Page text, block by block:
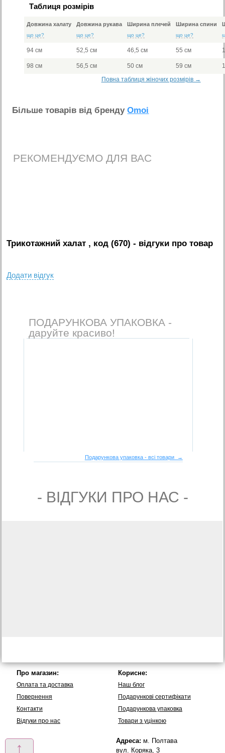
Таблиця розмірів
Довжина халату
що це?
Довжина рукава
що це?
Ширина плечей
що це?
Ширина спини
що це?
94 см 52,5 см 46,5 см 55 см
98 см 56,5 см 50 см 59 см
Повна таблиця жіночих розмірів →
Бiльше товарiв вiд брендуOmoi
РЕКОМЕНДУЄМО ДЛЯ ВАС
Трикотажний халат , код (670) - вiдгуки про товар
Додати вiдгук
ПОДАРУНКОВА УПАКОВКА -
даруйте красиво!
Подарункова упаковка - всі товари →
- ВIДГУКИ ПРО НАС -
↑
Про магазин:
Оплата та доставка
Повернення
Контакти
Вiдгуки про нас
Корисне:
Наш блог
Подарункові сертифікати
Подарункова упаковка
Товари з уцінкою
Адреса: м. Полтава
вул. Коряка, 3